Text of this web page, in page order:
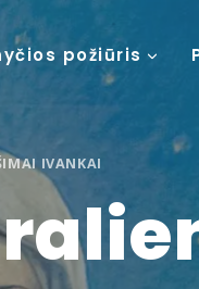
požiūris
IVANKAI